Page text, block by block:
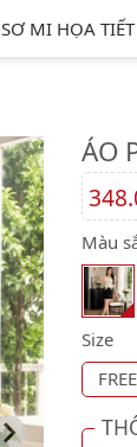
SƠ MI HỌA TIẾT
ÁO
Màu
Size